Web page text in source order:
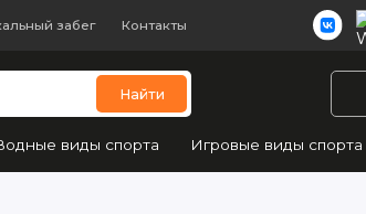
забег Контакты
Найти
виды спорта Игровые виды спорта